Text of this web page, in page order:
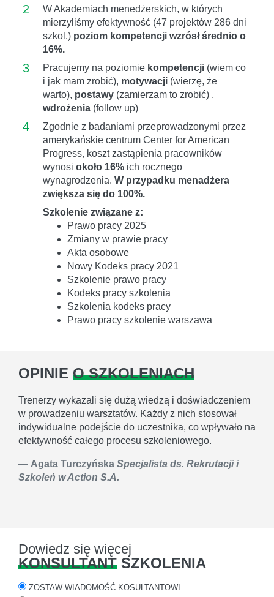
2
W Akademiach menedżerskich, w których
mierzyliśmy efektywność (47 projektów 286 dni
szkol.) poziom kompetencji wzrósł średnio o
16%.
3 Pracujemy na poziomie kompetencji (wiem co
i jak mam zrobić), motywacji (wierzę, że
warto), postawy (zamierzam to zrobić) ,
wdrożenia (follow up)
4
Zgodnie z badaniami przeprowadzonymi przez
amerykańskie centrum Center for American
Progress, koszt zastąpienia pracowników
wynosi około 16% ich rocznego
wynagrodzenia. W przypadku menadżera
zwiększa się do 100%.
Szkolenie związane z:
Prawo pracy 2025
Zmiany w prawie pracy
Akta osobowe
Nowy Kodeks pracy 2021
Szkolenie prawo pracy
Kodeks pracy szkolenia
Szkolenia kodeks pracy
Prawo pracy szkolenie warszawa
OPINIE O SZKOLENIACH
Trenerzy wykazali się dużą wiedzą i doświadczeniem
w prowadzeniu warsztatów. Każdy z nich stosował
indywidualne podejście do uczestnika, co wpływało na
efektywność całego procesu szkoleniowego.
Agata Turczyńska Specjalista ds. Rekrutacji i
Szkoleń w Action S.A.
Dowiedz się więcej
KONSULTANT SZKOLENIA
ZOSTAW WIADOMOŚĆ KOSULTANTOWI